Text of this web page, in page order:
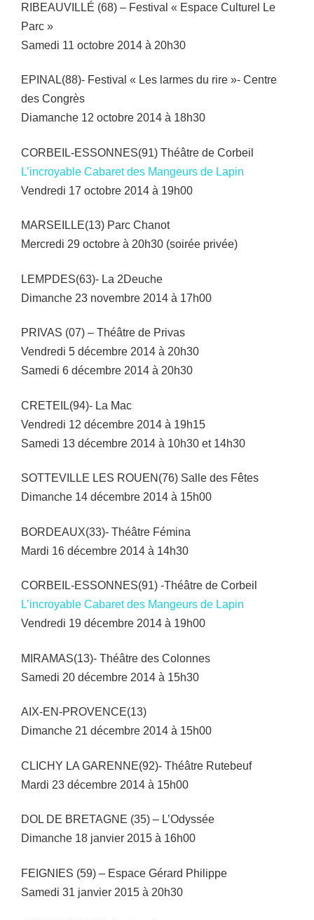
RIBEAUVILLÉ (68) – Festival « Espace Culturel Le
Parc »
Samedi 11 octobre 2014 à 20h30
EPINAL(88)- Festival « Les larmes du rire »- Centre
des Congrès
Diamanche 12 octobre 2014 à 18h30
CORBEIL-ESSONNES(91) Théâtre de Corbeil
L’incroyable Cabaret des Mangeurs de Lapin
Vendredi 17 octobre 2014 à 19h00
MARSEILLE(13) Parc Chanot
Mercredi 29 octobre à 20h30 (soirée privée)
LEMPDES(63)- La 2Deuche
Dimanche 23 novembre 2014 à 17h00
PRIVAS (07) – Théâtre de Privas
Vendredi 5 décembre 2014 à 20h30
Samedi 6 décembre 2014 à 20h30
CRETEIL(94)- La Mac
Vendredi 12 décembre 2014 à 19h15
Samedi 13 décembre 2014 à 10h30 et 14h30
SOTTEVILLE LES ROUEN(76) Salle des Fêtes
Dimanche 14 décembre 2014 à 15h00
BORDEAUX(33)- Théâtre Fémina
Mardi 16 décembre 2014 à 14h30
CORBEIL-ESSONNES(91) -Théâtre de Corbeil
L’incroyable Cabaret des Mangeurs de Lapin
Vendredi 19 décembre 2014 à 19h00
MIRAMAS(13)- Théâtre des Colonnes
Samedi 20 décembre 2014 à 15h30
AIX-EN-PROVENCE(13)
Dimanche 21 décembre 2014 à 15h00
CLICHY LA GARENNE(92)- Théâtre Rutebeuf
Mardi 23 décembre 2014 à 15h00
DOL DE BRETAGNE (35) – L’Odyssée
Dimanche 18 janvier 2015 à 16h00
FEIGNIES (59) – Espace Gérard Philippe
Samedi 31 janvier 2015 à 20h30